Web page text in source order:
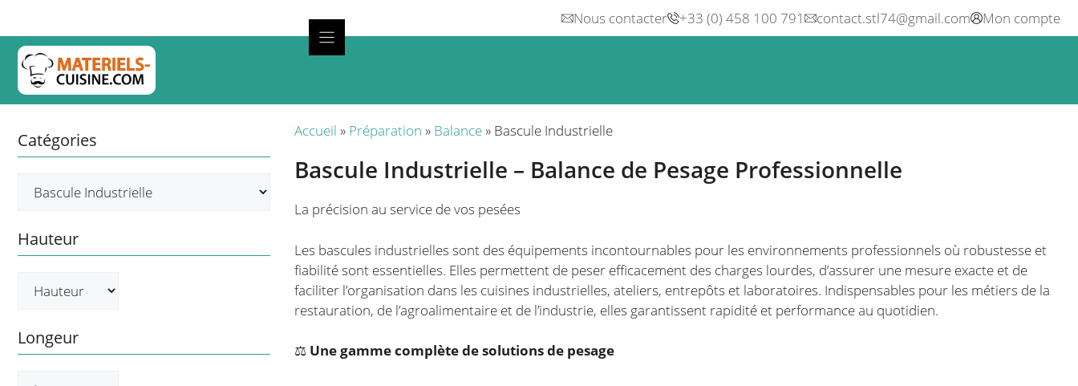
contenu
Nous contacter +33 (0) 458 100 791 contact.stl74@gmail.com Mon compte
Accueil » Préparation » Balance» Bascule Industrielle
Bascule Industrielle – Balance de Pesage Professionnelle
La précision au service de vos pesées
Les bascules industrielles sont des équipements incontournables pour les environnements professionnels où robustesse et
fiabilité sont essentielles. Elles permettent de peser efficacement des charges lourdes, d’assurer une mesure exacte et de
faciliter l’organisation dans les cuisines industrielles, ateliers, entrepôts et laboratoires. Indispensables pour les métiers de la
restauration, de l’agroalimentaire et de l’industrie, elles garantissent rapidité et performance au quotidien.
⚖️ Une gamme complète de solutions de pesage
Catégories
Hauteur
Longeur